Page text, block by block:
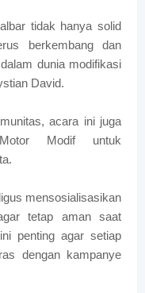
tidak hanya solid
berkembang dan
dunia modifikasi
David.
acara ini juga
Modif untuk
mensosialisasikan
tetap aman saat
penting agar setiap
dengan kampanye